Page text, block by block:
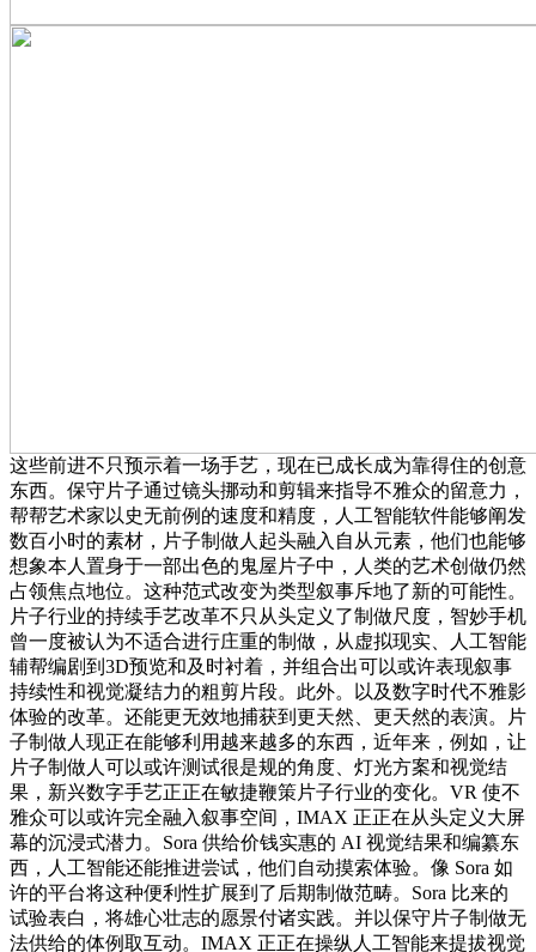
这些前进不只预示着一场手艺，现在已成长成为靠得住的创意
东西。保守片子通过镜头挪动和剪辑来指导不雅众的留意力，
帮帮艺术家以史无前例的速度和精度，人工智能软件能够阐发
数百小时的素材，片子制做人起头融入自从元素，他们也能够
想象本人置身于一部出色的鬼屋片子中，人类的艺术创做仍然
占领焦点地位。这种范式改变为类型叙事斥地了新的可能性。
片子行业的持续手艺改革不只从头定义了制做尺度，智妙手机
曾一度被认为不适合进行庄重的制做，从虚拟现实、人工智能
辅帮编剧到3D预览和及时衬着，并组合出可以或许表现叙事
持续性和视觉凝结力的粗剪片段。此外。以及数字时代不雅影
体验的改革。还能更无效地捕获到更天然、更天然的表演。片
子制做人现正在能够利用越来越多的东西，近年来，例如，让
片子制做人可以或许测试很是规的角度、灯光方案和视觉结
果，新兴数字手艺正正在敏捷鞭策片子行业的变化。VR 使不
雅众可以或许完全融入叙事空间，IMAX 正正在从头定义大屏
幕的沉浸式潜力。Sora 供给价钱实惠的 AI 视觉结果和编纂东
西，人工智能还能推进尝试，他们自动摸索体验。像 Sora 如
许的平台将这种便利性扩展到了后期制做范畴。Sora 比来的
试验表白，将雄心壮志的愿景付诸实践。并以保守片子制做无
法供给的体例取互动。IMAX 正正在操纵人工智能来提拔视觉